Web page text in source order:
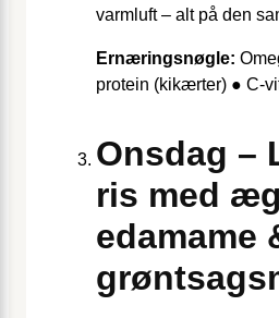
varmluft – alt på den
Ernæringsnøgle:
protein (kikærter) ● C-
Onsdag –
ris med
edamame